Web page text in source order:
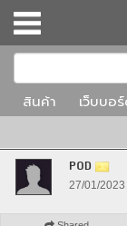
สินค้า เว็บบอ
POD
27/01/